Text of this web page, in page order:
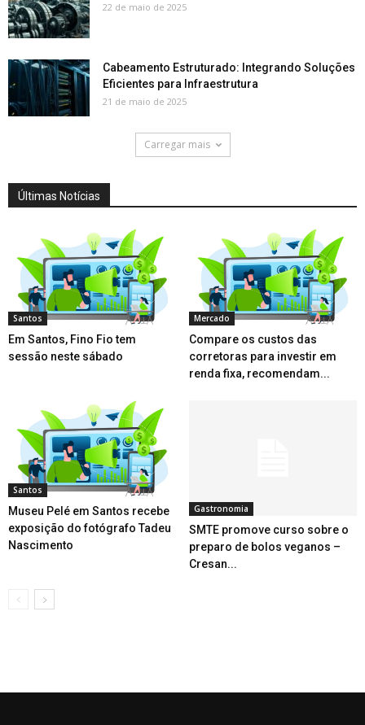
22 de maio de 2025
Cabeamento Estruturado: Integrando Soluções
Eficientes para Infraestrutura
21 de maio de 2025
Carregar mais
Últimas Notícias
Santos
Em Santos, Fino Fio tem
sessão neste sábado
Mercado
Compare os custos das
corretoras para investir em
renda fixa, recomendam...
Santos
Museu Pelé em Santos recebe
exposição do fotógrafo Tadeu
Nascimento
Gastronomia
SMTE promove curso sobre o
preparo de bolos veganos –
Cresan...